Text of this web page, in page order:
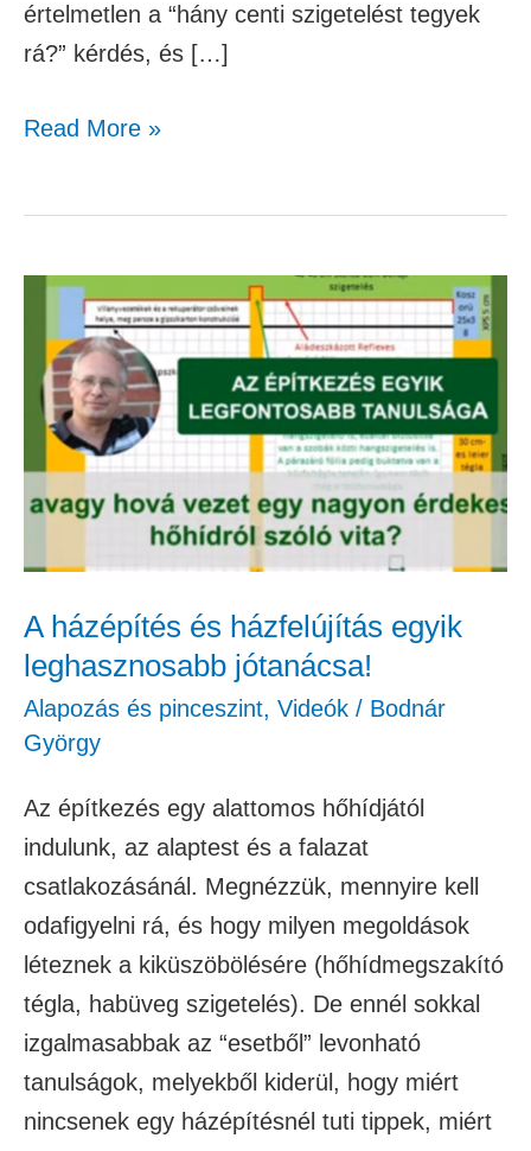
értelmetlen a “hány centi szigetelést tegyek
rá?” kérdés, és […]
Read More »
A házépítés és házfelújítás egyik
leghasznosabb jótanácsa!
Alapozás és pinceszint, Videók / Bodnár
György
Az építkezés egy alattomos hőhídjától
indulunk, az alaptest és a falazat
csatlakozásánál. Megnézzük, mennyire kell
odafigyelni rá, és hogy milyen megoldások
léteznek a kiküszöbölésére (hőhídmegszakító
tégla, habüveg szigetelés). De ennél sokkal
izgalmasabbak az “esetből” levonható
tanulságok, melyekből kiderül, hogy miért
nincsenek egy házépítésnél tuti tippek, miért
házépítés
és
házfelújítás
egyik
leghasznosabb
jótanácsa!